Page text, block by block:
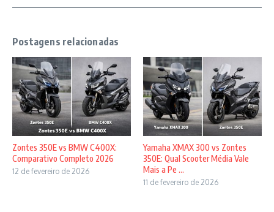
Postagens relacionadas
Zontes 350E vs BMW C400X:
Comparativo Completo 2026
12 de fevereiro de 2026
Yamaha XMAX 300 vs Zontes
350E: Qual Scooter Média Vale
Mais a Pe ...
11 de fevereiro de 2026